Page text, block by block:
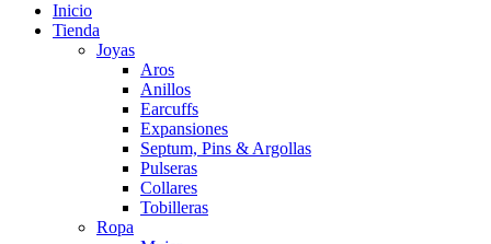
Inicio
Tienda
Joyas
Aros
Anillos
Earcuffs
Expansiones
Septum, Pins & Argollas
Pulseras
Collares
Tobilleras
Ropa